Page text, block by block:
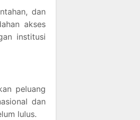
dan
akses
institusi
peluang
dan
lulus.